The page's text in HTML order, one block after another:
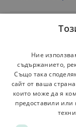
За магазина
Доставка
Връщане на
Плащания
Ние
съдържанието,
Също така
сайт от ваша
които може да я
предоставили или